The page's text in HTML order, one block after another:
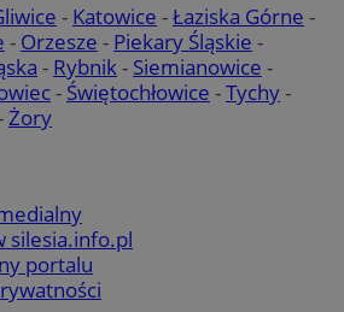
- Katowice -Łaziska Górne -
- Orzesze - Piekary Śląskie -
- Rybnik - Siemianowice -
- Świętochłowice -Tychy-
Żory
silesia.info.pl
portalu